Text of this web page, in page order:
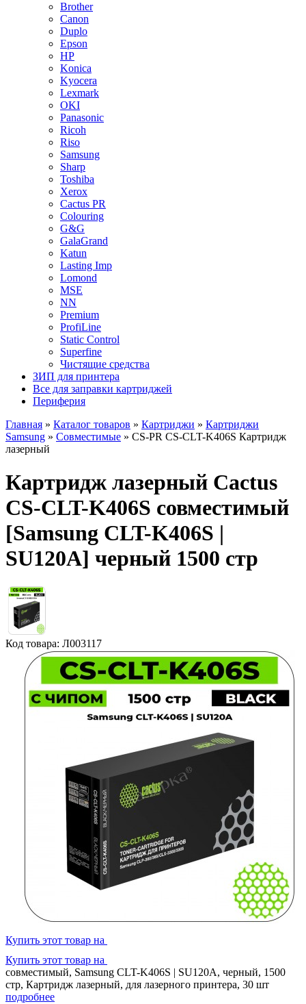
Brother
Canon
Duplo
Epson
HP
Konica
Kyocera
Lexmark
OKI
Panasonic
Ricoh
Riso
Samsung
Sharp
Toshiba
Xerox
Cactus PR
Colouring
G&G
GalaGrand
Katun
Lasting Imp
Lomond
MSE
NN
Premium
ProfiLine
Static Control
Superfine
Чистящие средства
ЗИП для принтера
Все для заправки картриджей
Периферия
Главная » Каталог товаров » Картриджи » Картриджи
Samsung » Совместимые » CS-PR CS-CLT-K406S Картридж
лазерный
Картридж лазерный Cactus
CS-CLT-K406S совместимый
[Samsung CLT-K406S |
SU120A] черный 1500 стр
Код товара: Л003117
Купить этот товар на
Купить этот товар на
совместимый, Samsung CLT-K406S | SU120A, черный, 1500
стр, Картридж лазерный, для лазерного принтера, 30 шт
подробнее